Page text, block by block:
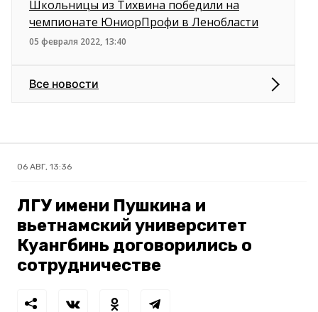
Школьницы из Тихвина победили на
чемпионате ЮниорПрофи в Ленобласти
05 февраля 2022, 13:40
Все новости
06 АВГ, 13:36
ЛГУ имени Пушкина и
вьетнамский университет
Куангбинь договорились о
сотрудничестве